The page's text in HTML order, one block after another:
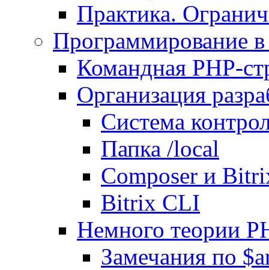
Практика.
Программирование
Командная PHP-
Организация
Система
Папка /local
Composer и
Bitrix CLI
Немного теории
Замечания по